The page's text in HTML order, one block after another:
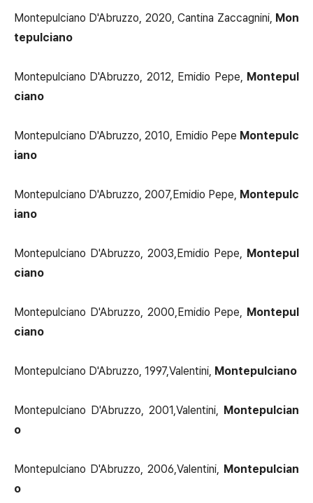
Montepulciano D'Abruzzo, 2020, Cantina Zaccagnini, Mon
tepulciano
Montepulciano D'Abruzzo, 2012, Emidio Pepe, Montepul
ciano
Montepulciano D'Abruzzo, 2010, Emidio Pepe Montepulc
iano
Montepulciano D'Abruzzo, 2007,Emidio Pepe, Montepulc
iano
Montepulciano D'Abruzzo, 2003,Emidio Pepe, Montepul
ciano
Montepulciano D'Abruzzo, 2000,Emidio Pepe, Montepul
ciano
Montepulciano D'Abruzzo, 1997,Valentini, Montepulciano
Montepulciano D'Abruzzo, 2001,Valentini, Montepulcian
o
Montepulciano D'Abruzzo, 2006,Valentini, Montepulcian
o